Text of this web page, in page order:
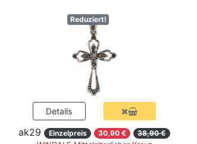
Reduziert!
ak29 Einzelpreis 30,90 €
38,90 €